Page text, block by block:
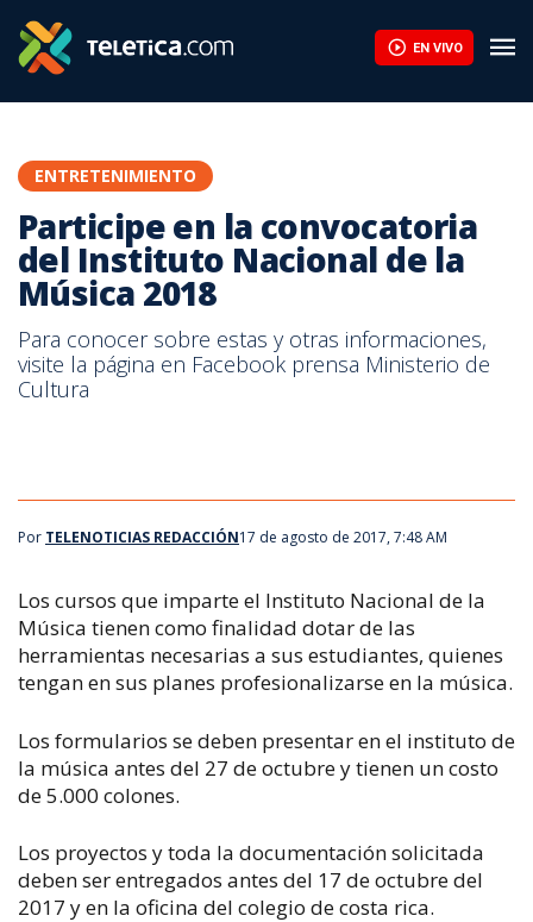
EN VIVO
ENTRETENIMIENTO
Participe en la convocatoria
del Instituto Nacional de la
Música 2018
Para conocer sobre estas y otras informaciones,
visite la página en Facebook prensa Ministerio de
Cultura
Por TELENOTICIAS REDACCIÓN17 de agosto de 2017, 7:48 AM
Los cursos que imparte el Instituto Nacional de la
Música tienen como finalidad dotar de las
herramientas necesarias a sus estudiantes, quienes
tengan en sus planes profesionalizarse en la música.
Los formularios se deben presentar en el instituto de
la música antes del 27 de octubre y tienen un costo
de 5.000 colones.
Los proyectos y toda la documentación solicitada
deben ser entregados antes del 17 de octubre del
2017 y en la oficina del colegio de costa rica.